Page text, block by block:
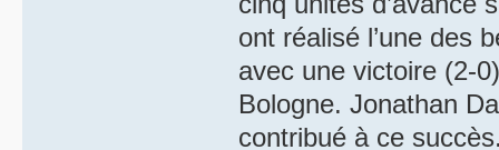
ont réalisé l’une des
avec une victoire (2-
Bologne. Jonathan
contribué à ce